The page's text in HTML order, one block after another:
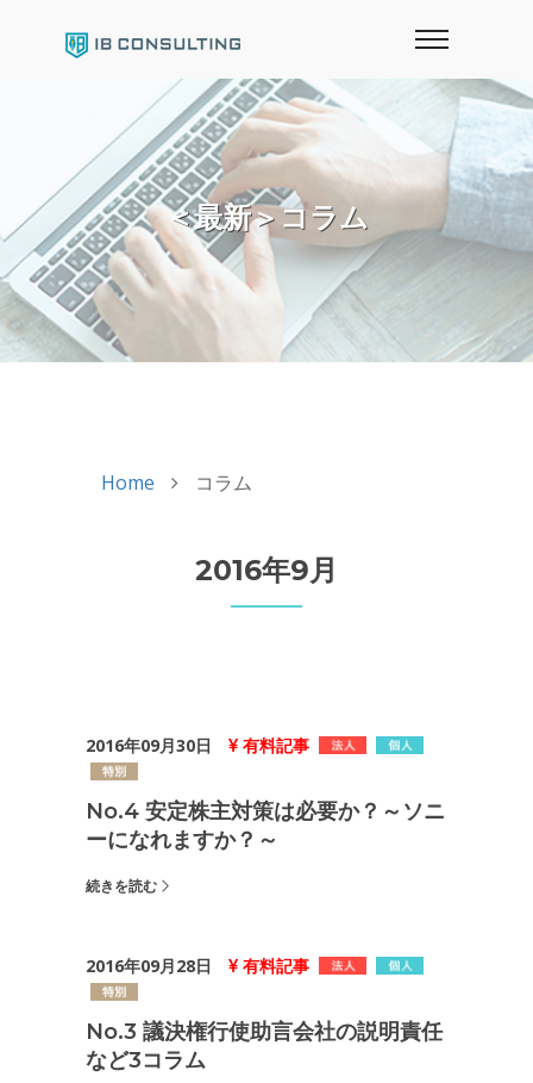
＜最新＞コラム
Home コラム
2016年9月
2016年09月30日 有料記事
No.4 安定株主対策は必要か？～ソニ
ーになれますか？～
続きを読む
2016年09月28日 有料記事
No.3 議決権行使助言会社の説明責任
など3コラム